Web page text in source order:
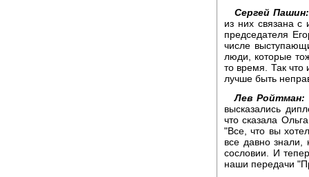
Сергей Пашин:
из них связана
председателя
числе
люди, которые
то время. Так что
лучше быть
Лев Ройтман:
высказались
что сказала
"Все, что вы
все давно знали,
сословии. И
наши передачи